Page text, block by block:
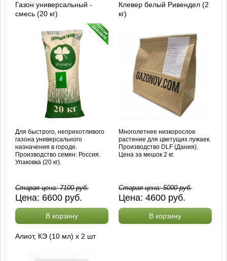
Газон универсальный -
смесь (20 кг)
Для быстрого, неприхотливого
газона универсального
назначения в городе.
Производство семян: Россия.
Упаковка (20 кг).
Старая цена:7100руб.
Цена: 6600 руб.
В корзину
Клевер белый Ривендел (2
кг)
Многолетнее низкорослое
растение для цветущих лужаек.
Производство DLF (Дания).
Цена за мешок 2 кг.
Старая цена:5000руб.
Цена: 4600 руб.
В корзину
Алиот, КЭ (10 мл) х 2 шт